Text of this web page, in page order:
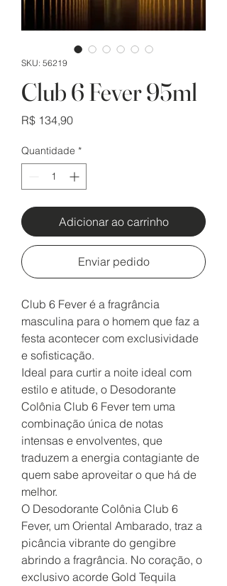
SKU: 56219
Club 6 Fever 95ml
R$ 134,90Preço
Quantidade *
Adicionar ao carrinho
Enviar pedido
Club 6 Fever é a fragrância
masculina para o homem que faz a
festa acontecer com exclusividade
e sofisticação.
Ideal para curtir a noite ideal com
estilo e atitude, o Desodorante
Colônia Club 6 Fever tem uma
combinação única de notas
intensas e envolventes, que
traduzem a energia contagiante de
quem sabe aproveitar o que há de
melhor.
O Desodorante Colônia Club 6
Fever, um Oriental Ambarado, traz a
picância vibrante do gengibre
abrindo a fragrância. No coração, o
exclusivo acorde Gold Tequila